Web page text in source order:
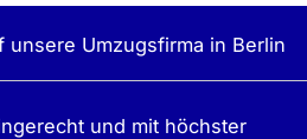
unsere Umzugsfirma in Berlin
und mit höchster